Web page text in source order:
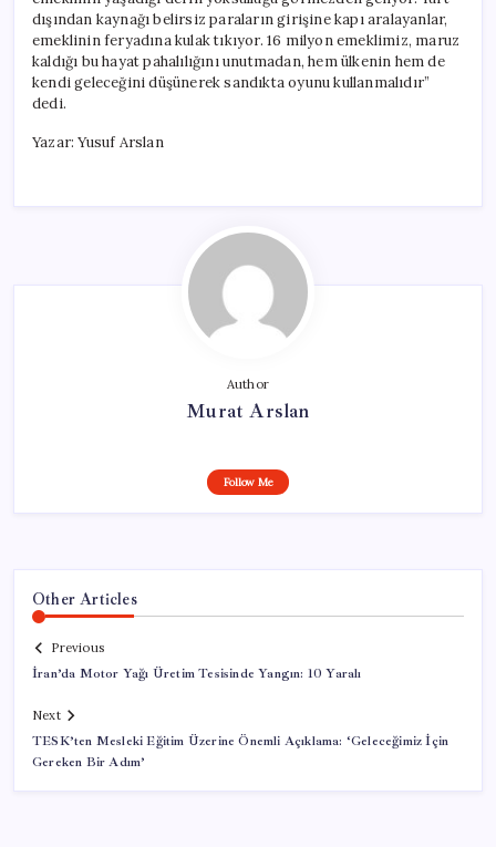
dışından kaynağı belirsiz paraların girişine kapı aralayanlar,
emeklinin feryadına kulak tıkıyor. 16 milyon emeklimiz, maruz
kaldığı bu hayat pahalılığını unutmadan, hem ülkenin hem de
kendi geleceğini düşünerek sandıkta oyunu kullanmalıdır”
dedi.
Yazar: Yusuf Arslan
Author
Murat Arslan
Follow Me
Other Articles
Previous
İran’da Motor Yağı Üretim Tesisinde Yangın: 10 Yaralı
Next
TESK’ten Mesleki Eğitim Üzerine Önemli Açıklama: ‘Geleceğimiz İçin
Gereken Bir Adım’